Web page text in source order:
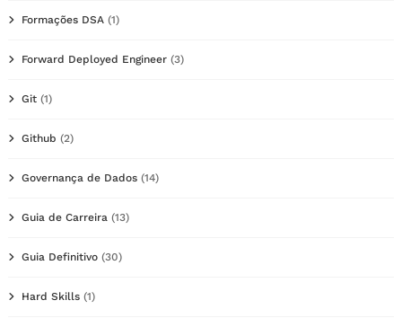
Formações DSA (1)
Forward Deployed Engineer (3)
Git (1)
Github (2)
Governança de Dados (14)
Guia de Carreira (13)
Guia Definitivo (30)
Hard Skills (1)